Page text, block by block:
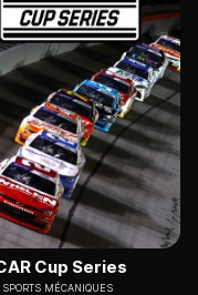
Cup Series
SPORTS MÉCANIQUES